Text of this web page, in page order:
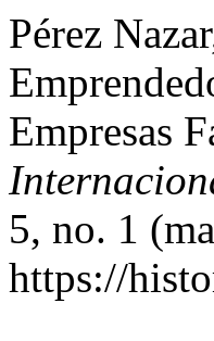
Pérez
Empresas
5, no. 1
https://